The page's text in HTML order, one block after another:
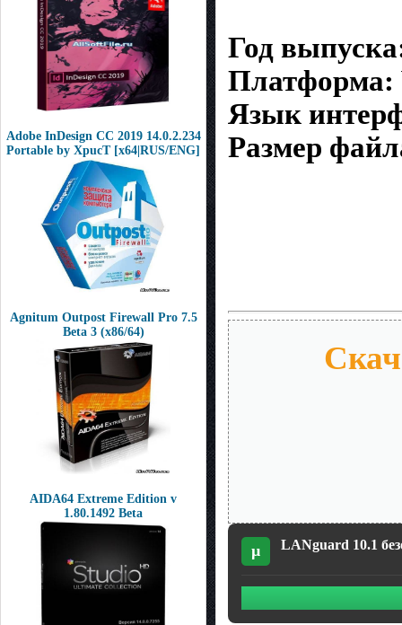
Adobe InDesign CC 2019 14.0.2.234
Portable by XpucT [x64|RUS/ENG]
Agnitum Outpost Firewall Pro 7.5
Beta 3 (x86/64)
AIDA64 Extreme Edition v
1.80.1492 Beta
Год
Платформа:
Язык
Размер
µ LANguard 10.1